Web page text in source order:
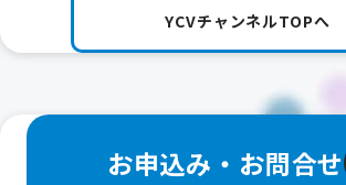
YCVチャンネルTOPへ
お申込み・お問合せ